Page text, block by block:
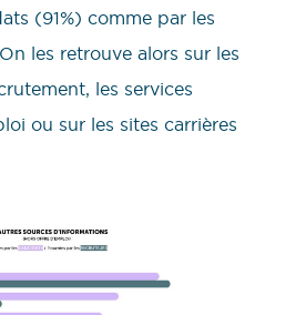
(91%) comme par les
les retrouve alors sur les
les services
ou sur les sites carrières